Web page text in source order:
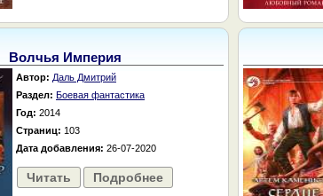
Волчья Империя
Автор: Даль Дмитрий
Раздел: Боевая фантастика
Год: 2014
Страниц: 103
Дата добавления: 26-07-2020
Читать Подробнее